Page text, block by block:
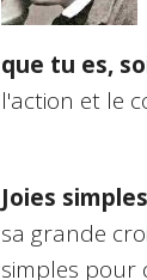
que tu es,
l'action et le
Joies simples
sa grande
simples pour